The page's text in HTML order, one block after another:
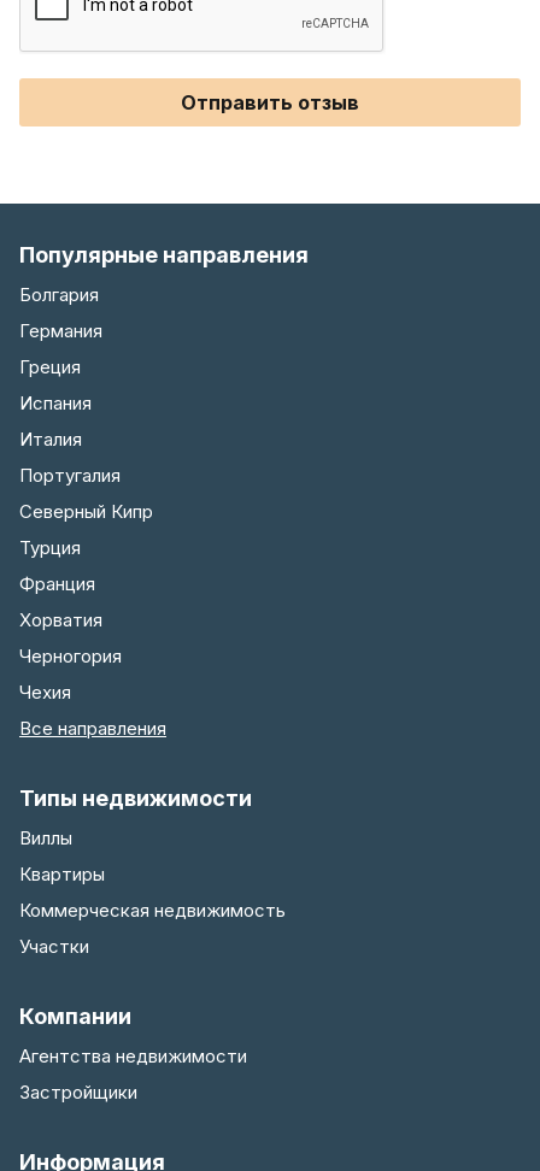
Отправить отзыв
Популярные направления
Болгария
Германия
Греция
Испания
Италия
Португалия
Северный Кипр
Турция
Франция
Хорватия
Черногория
Чехия
Все направления
Типы недвижимости
Виллы
Квартиры
Коммерческая недвижимость
Участки
Компании
Агентства недвижимости
Застройщики
Информация